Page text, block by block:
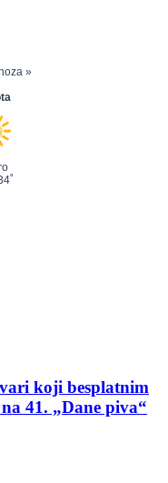
koji besplatnim
41. „Dane piva“